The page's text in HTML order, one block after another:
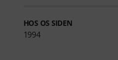
HOS OS SIDEN
1994